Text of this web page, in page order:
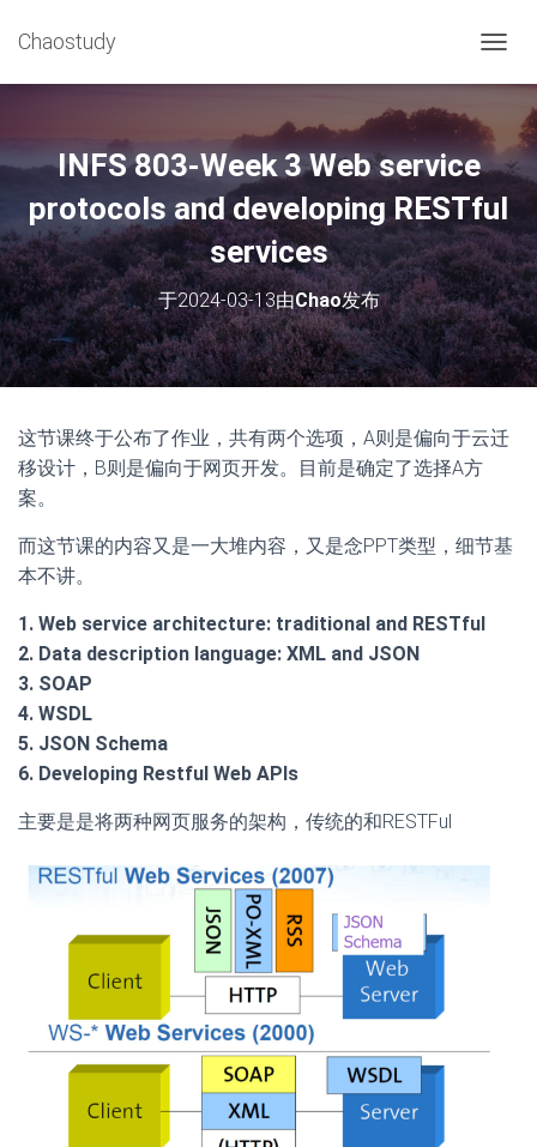
Chaostudy
换
INFS 803-Week 3 Web service
protocols and developing RESTful
services
于2024-03-13由Chao发布
这节课终于公布了作业，共有两个选项，A则是偏向于云迁
移设计，B则是偏向于网页开发。目前是确定了选择A方
案。
而这节课的内容又是一大堆内容，又是念PPT类型，细节基
本不讲。
1. Web service architecture: traditional and RESTful
2. Data description language: XML and JSON
3. SOAP
4. WSDL
5. JSON Schema
6. Developing Restful Web APIs
主要是是将两种网页服务的架构，传统的和RESTFul